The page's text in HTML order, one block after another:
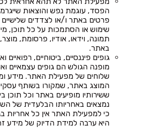
הפסד, עוגמת נפש והוצאות
פרטים באתר ו/או לצדדים
שימוש או הסתמכות על כל תוכן,
תמונה, וידאו, אודיו, פרסומת,
באתר.
גופים פיננסיים, ביטוחיים,
מופנה הגולש הם גופים עצמאיים
שלוחים של מפעילת האתר. מידע
המוצג באתר, שמקורו בשותף
ששירותיו מופיעים באתר וכל תוכן
נמצאים באחריותו הבלעדית של
כי למפעילת האתר אין כל אחריות
היא ערבה למידת הדיוק של מידע